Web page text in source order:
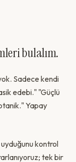
bulalım.
Sadece kendi
edebi." "Güçlü
Yapay
uyduğunu kontrol
tek bir